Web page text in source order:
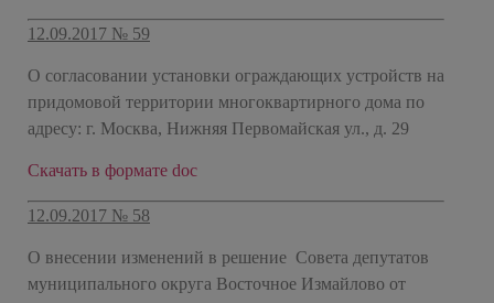
12.09.2017 № 59
О согласовании установки ограждающих устройств на
придомовой территории многоквартирного дома по
адресу: г. Москва, Нижняя Первомайская ул., д. 29
Скачать в формате doc
12.09.2017 № 58
О внесении изменений в решение Совета депутатов
муниципального округа Восточное Измайлово от